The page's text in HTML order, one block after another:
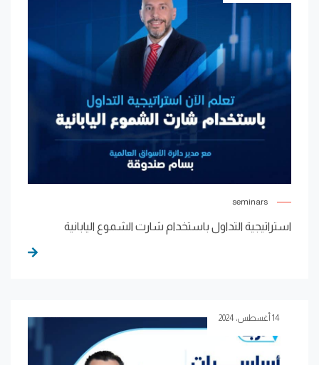
seminars
استراتيجية التداول باستخدام شارت الشموع اليابانية
14 أغسطس، 2024